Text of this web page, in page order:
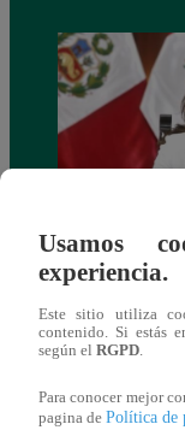
Congreso:
salario
Usamos
experiencia.
Este sitio utiliza
contenido. Si estás
según el RGPD
Para conocer mejor
pagina de Política de